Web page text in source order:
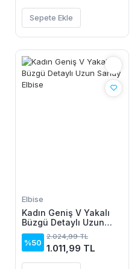
Sepete Ekle
Elbise
Kadın Geniş V Yakalı
Büzgü Detaylı Uzun
Sandy Elbise
%50
2.024,99 TL
1.011,99 TL